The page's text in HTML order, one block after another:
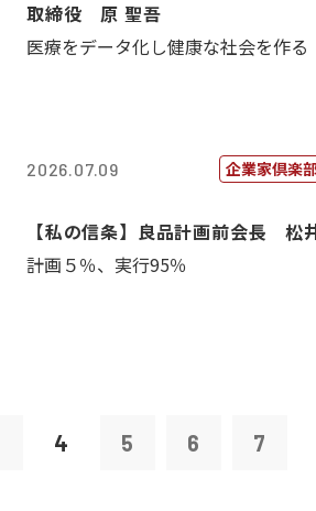
取締役 原 聖吾
医療をデータ化し健康な社会を作る
2026.07.09 企業家倶楽
【私の信条】良品計画前会長 松
計画５％、実行95％
4 5 6 7